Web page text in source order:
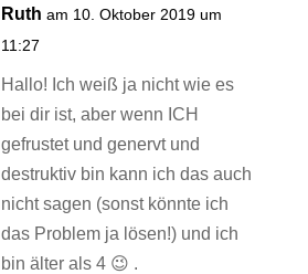
Ruth am 10. Oktober 2019 um
11:27
Hallo! Ich weiß ja nicht wie es
bei dir ist, aber wenn ICH
gefrustet und genervt und
destruktiv bin kann ich das auch
nicht sagen (sonst könnte ich
das Problem ja lösen!) und ich
bin älter als 4 😉 .